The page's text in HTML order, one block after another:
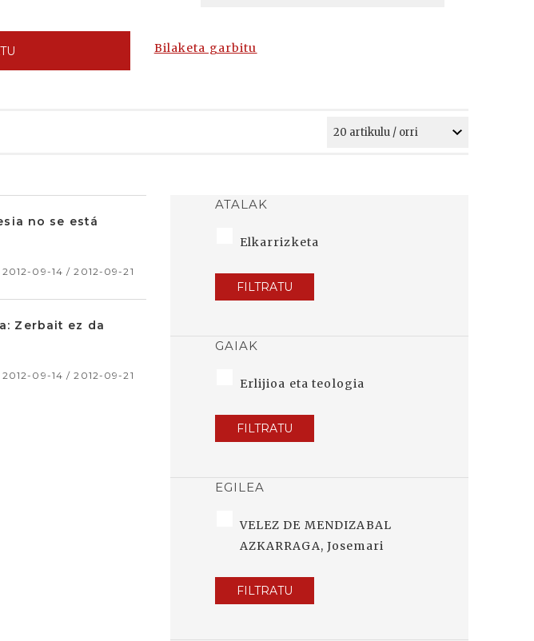
Bilaketa garbitu
no se está
2012-09-14 / 2012-09-21
Zerbait ez da
2012-09-14 / 2012-09-21
ATALAK
Elkarrizketa
FILTRATU
GAIAK
Erlijioa eta teologia
FILTRATU
EGILEA
VELEZ DE MENDIZABAL
AZKARRAGA, Josemari
FILTRATU